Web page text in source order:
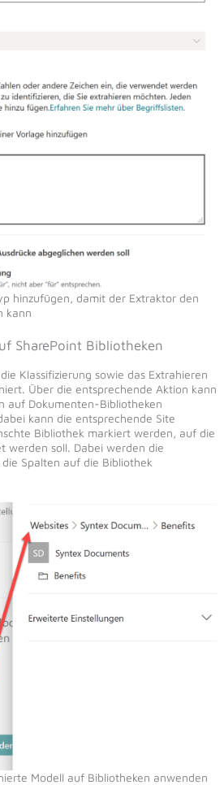
hinzufügen, damit der Extraktor den
kann
SharePoint Bibliotheken
Klassifizierung sowie das Extrahieren
Über die entsprechende Aktion kann
auf Dokumenten-Bibliotheken
kann die entsprechende Site
Bibliothek markiert werden, auf die
werden soll. Dabei werden die
Spalten auf die Bibliothek
Modell auf Bibliotheken anwenden